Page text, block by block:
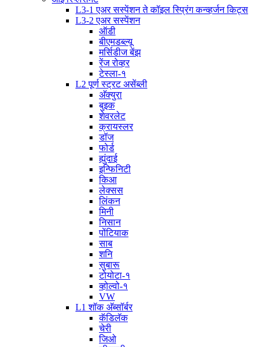
L3-1 एअर सस्पेंशन ते कॉइल स्प्रिंग कन्व्हर्जन किट्स
L3-2 एअर सस्पेंशन
ऑडी
बीएमडब्ल्यू
मर्सिडीज बेंझ
रेंज रोव्हर
टेस्ला-१
L2 पूर्ण स्ट्रट असेंब्ली
अ‍ॅक्युरा
बुइक
शेवरलेट
क्रायस्लर
डॉज
फोर्ड
ह्युंदाई
इन्फिनिटी
किआ
लेक्सस
लिंकन
मिनी
निसान
पोंटियाक
साब
शनि
सुबारू
टोयोटा-१
व्होल्वो-१
VW
L1 शॉक अ‍ॅब्सॉर्बर
कॅडिलॅक
चेरी
जिओ